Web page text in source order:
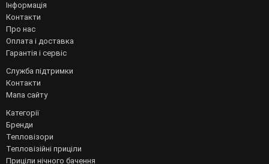
Інформація
Контакти
Про нас
Оплата і доставка
Гарантія і сервіс
Служба підтримки
Контакти
Мапа сайту
Категорії
Бренди
Тепловізори
Тепловізійні приціли
Приціли нічного бачення